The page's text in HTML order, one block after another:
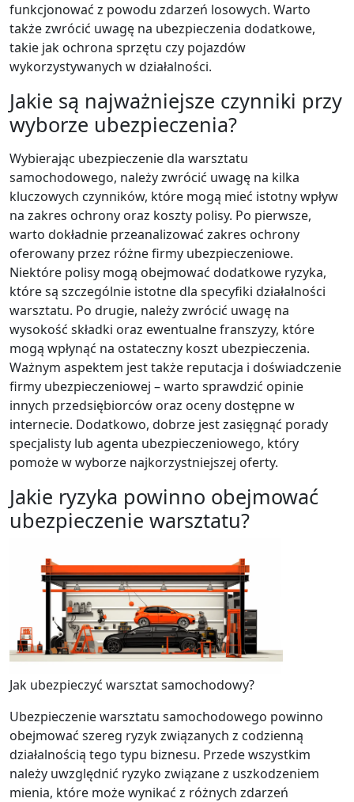
funkcjonować z powodu zdarzeń losowych. Warto
także zwrócić uwagę na ubezpieczenia dodatkowe,
takie jak ochrona sprzętu czy pojazdów
wykorzystywanych w działalności.
Jakie są najważniejsze czynniki przy
wyborze ubezpieczenia?
Wybierając ubezpieczenie dla warsztatu
samochodowego, należy zwrócić uwagę na kilka
kluczowych czynników, które mogą mieć istotny wpływ
na zakres ochrony oraz koszty polisy. Po pierwsze,
warto dokładnie przeanalizować zakres ochrony
oferowany przez różne firmy ubezpieczeniowe.
Niektóre polisy mogą obejmować dodatkowe ryzyka,
które są szczególnie istotne dla specyfiki działalności
warsztatu. Po drugie, należy zwrócić uwagę na
wysokość składki oraz ewentualne franszyzy, które
mogą wpłynąć na ostateczny koszt ubezpieczenia.
Ważnym aspektem jest także reputacja i doświadczenie
firmy ubezpieczeniowej – warto sprawdzić opinie
innych przedsiębiorców oraz oceny dostępne w
internecie. Dodatkowo, dobrze jest zasięgnąć porady
specjalisty lub agenta ubezpieczeniowego, który
pomoże w wyborze najkorzystniejszej oferty.
Jakie ryzyka powinno obejmować
ubezpieczenie warsztatu?
Jak ubezpieczyć warsztat samochodowy?
Ubezpieczenie warsztatu samochodowego powinno
obejmować szereg ryzyk związanych z codzienną
działalnością tego typu biznesu. Przede wszystkim
należy uwzględnić ryzyko związane z uszkodzeniem
mienia, które może wynikać z różnych zdarzeń